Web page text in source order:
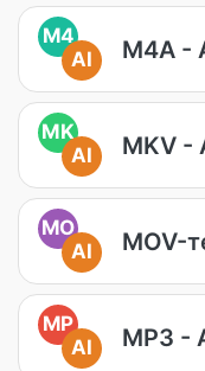
M4
AI
M4A -
MK
AI
MKV -
MO
AI
MOV-
MP
AI
MP3 -